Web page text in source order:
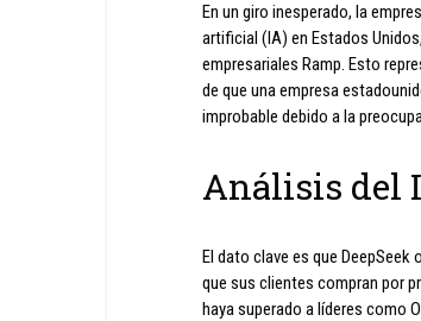
En un giro inesperado, la
artificial (IA) en Estados
empresariales Ramp. Esto
de que una empresa
improbable debido a la
Análisis del
El dato clave es que
que sus clientes compran por
haya superado a líderes como